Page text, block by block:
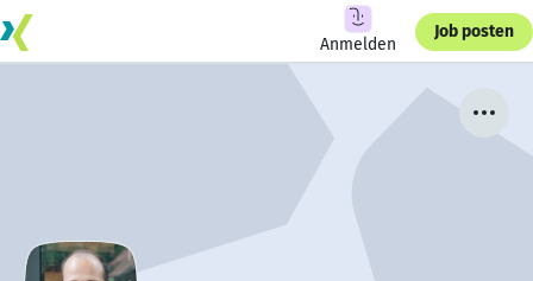
Anmelden
Job posten